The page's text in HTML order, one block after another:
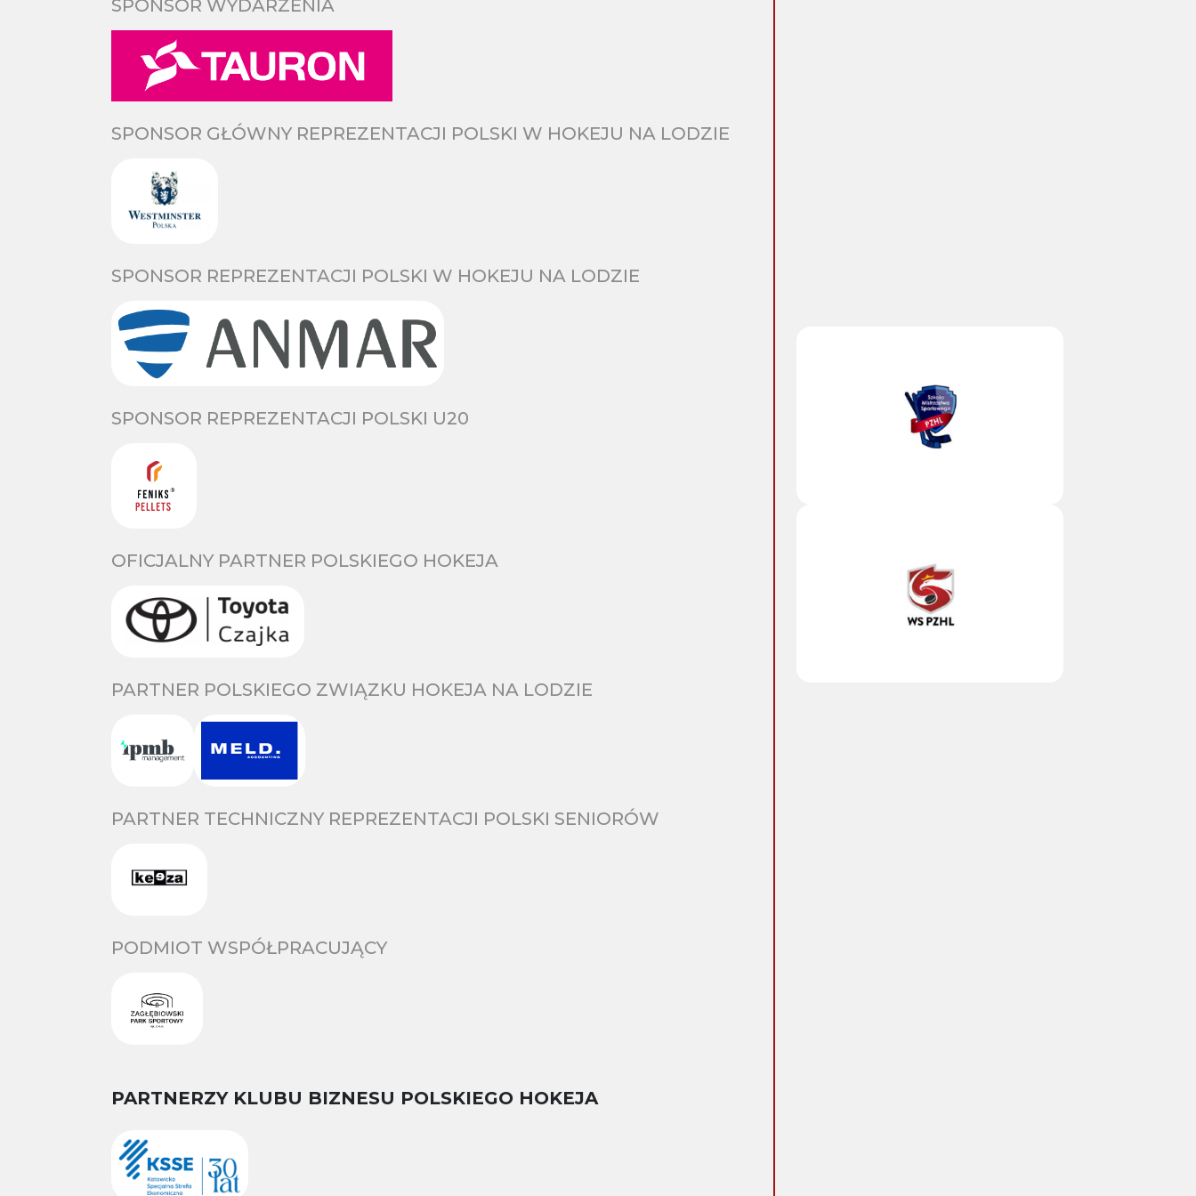
SPONSOR WYDARZENIA
SPONSOR GŁÓWNY REPREZENTACJI POLSKI W HOKEJU NA LODZIE
SPONSOR REPREZENTACJI POLSKI W HOKEJU NA LODZIE
SPONSOR REPREZENTACJI POLSKI U20
OFICJALNY PARTNER POLSKIEGO HOKEJA
PARTNER POLSKIEGO ZWIĄZKU HOKEJA NA LODZIE
PARTNER TECHNICZNY REPREZENTACJI POLSKI SENIORÓW
PODMIOT WSPÓŁPRACUJĄCY
PARTNERZY KLUBU BIZNESU POLSKIEGO HOKEJA